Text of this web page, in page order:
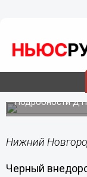
31.08.201516:22
Три
Подробности
Нижний
Черный